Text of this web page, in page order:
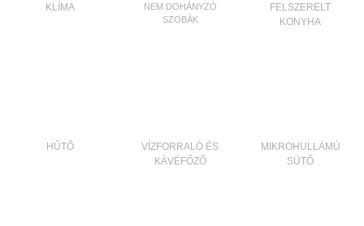
KLÍMA
NEM DOHÁNYZÓ
SZOBÁK
FELSZERELT
KONYHA
HŰTŐ
VÍZFORRALÓ ÉS
KÁVÉFŐZŐ
MIKROHULLÁMÚ
SÜTŐ